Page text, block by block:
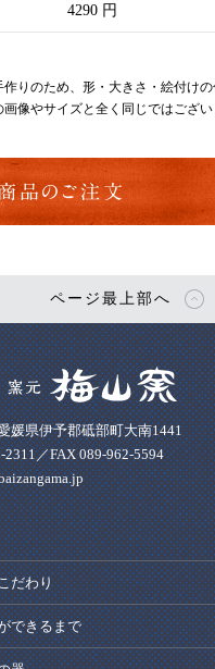
4290 円
りのため、形・大きさ・絵付け
像やサイズと全く同じではござい
品のご注文
ページ最上部へ
媛県伊予郡砥部町大南1441
2311／FAX 089-962-5594
だわり
できるまで